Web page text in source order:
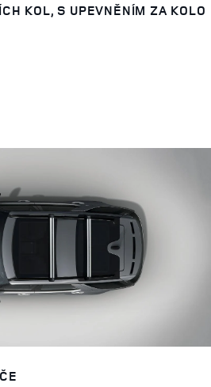
KOL, S UPEVNĚNÍM ZA KOLO